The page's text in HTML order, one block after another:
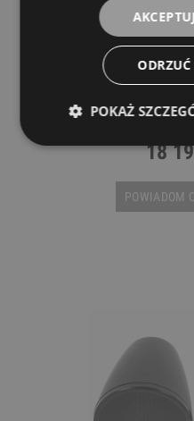
Bose AM40/
18
POWIADOM
POKAŻ